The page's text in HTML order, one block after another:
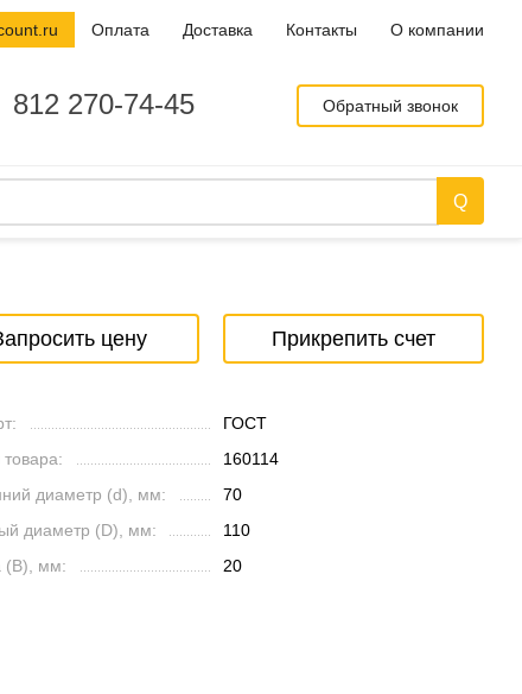
цену Прикрепить счет
ГОСТ
товара:
160114
диаметр (d), мм:
70
диаметр (D), мм:
110
(B), мм:
20
812 270-74-45 Обратный звонок
Оплата Доставка Контакты О компании